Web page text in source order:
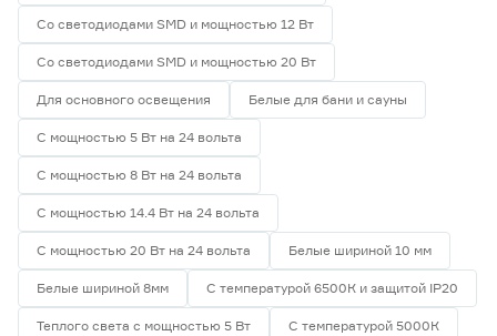
Со светодиодами SMD и мощностью 12 Вт
Со светодиодами SMD и мощностью 20 Вт
Для основного освещения Белые для бани и сауны
С мощностью 5 Вт на 24 вольта
С мощностью 8 Вт на 24 вольта
С мощностью 14.4 Вт на 24 вольта
С мощностью 20 Вт на 24 вольта Белые шириной 10 мм
Белые шириной 8мм С температурой 6500К и защитой IP20
Теплого света с мощностью 5 Вт С температурой 5000К